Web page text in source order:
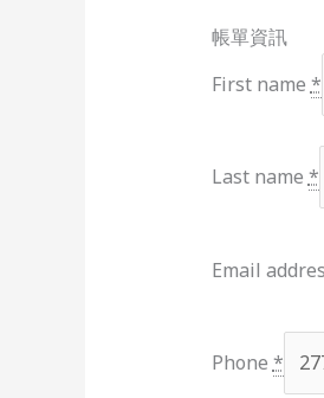
帳單資訊
First name *
Last name *
Email
Phone*